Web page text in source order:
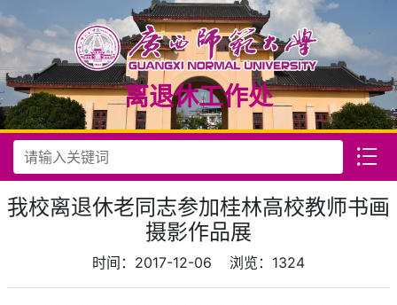
离退休工作处
我校离退休老同志参加桂林高校教师书画
摄影作品展
时间：2017-12-06 浏览： 1324